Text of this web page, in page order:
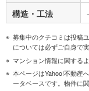
構造・工法
-
募集中のクチコミは投稿
については必ずご自身で
マンション情報に関する
本ページはYahoo!不動産
ータベースです。物件に